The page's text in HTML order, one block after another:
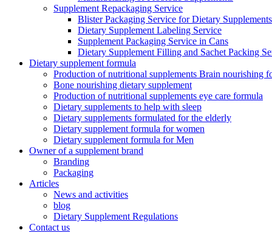
Supplement Repackaging Service
Blister Packaging Service for Dietary Supplements​
Dietary Supplement Labeling Service
Supplement Packaging Service in Cans
Dietary Supplement Filling and Sachet Packing
Dietary supplement formula
Production of nutritional supplements Brain nourishing
Bone nourishing dietary supplement
Production of nutritional supplements eye care formula
Dietary supplements to help with sleep
Dietary supplements formulated for the elderly
Dietary supplement formula for women
Dietary supplement formula for Men
Owner of a supplement brand
Branding
Packaging
Articles
News and activities
blog
Dietary Supplement Regulations
Contact us